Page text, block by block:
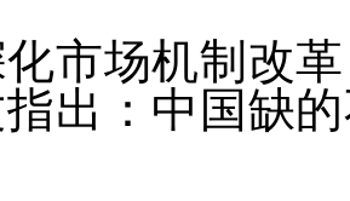
市场机制改
出：中国缺